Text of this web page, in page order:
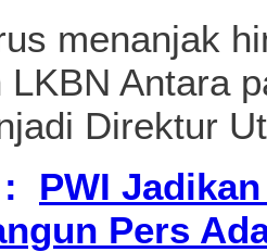
menanjak
LKBN Antara
Direktur
PWI
Pers